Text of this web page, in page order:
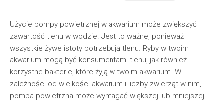
Użycie pompy powietrznej w akwarium może zwiększyć
zawartość tlenu w wodzie. Jest to ważne, ponieważ
wszystkie żywe istoty potrzebują tlenu. Ryby w twoim
akwarium mogą być konsumentami tlenu, jak również
korzystne bakterie, które żyją w twoim akwarium. W
zależności od wielkości akwarium i liczby zwierząt w nim,
pompa powietrzna może wymagać większej lub mniejszej